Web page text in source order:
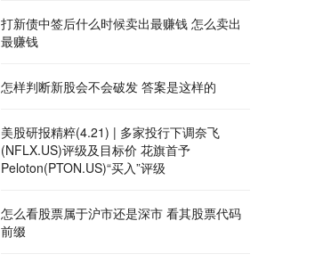
打新债中签后什么时候卖出最赚钱 怎么卖出
最赚钱
怎样判断新股会不会破发 答案是这样的
美股研报精粹(4.21) | 多家投行下调奈飞
(NFLX.US)评级及目标价 花旗首予
Peloton(PTON.US)“买入”评级
怎么看股票属于沪市还是深市 看其股票代码
前缀